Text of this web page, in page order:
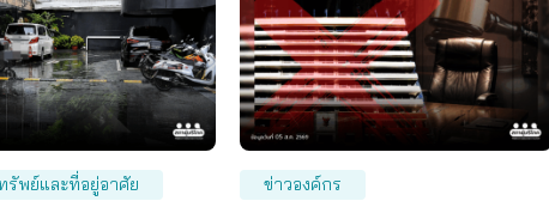
รัพย์และที่อยู่อาศัย ข่าวองค์กร